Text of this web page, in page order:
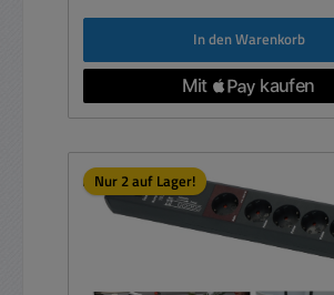
In den Warenkorb
Nur 2 auf Lager!